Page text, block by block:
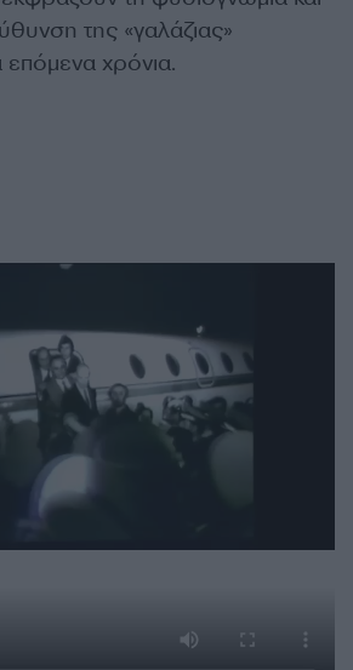
της «γαλάζιας»
επόμενα χρόνια.